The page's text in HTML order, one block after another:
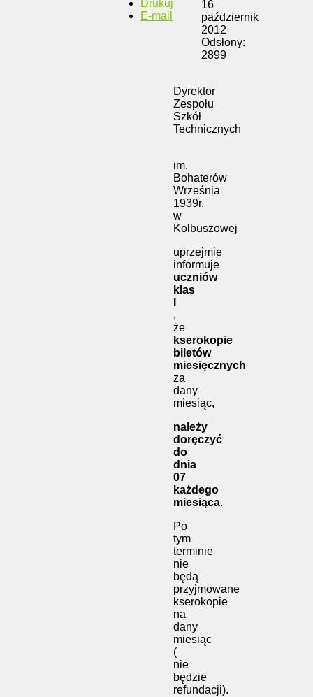
Drukuj
E-mail
16
październik
2012
Odsłony:
2899
Dyrektor
Zespołu
Szkół
Technicznych
im.
Bohaterów
Września
1939r.
w
Kolbuszowej
uprzejmie
informuje
uczniów
klas
,
że
kserokopie
biletów
miesięcznych
za
dany
miesiąc,
należy
doręczyć
do
dnia
07
każdego
miesiąca.
Po
tym
terminie
nie
będą
przyjmowane
kserokopie
na
dany
miesiąc
(
nie
będzie
refundacji).